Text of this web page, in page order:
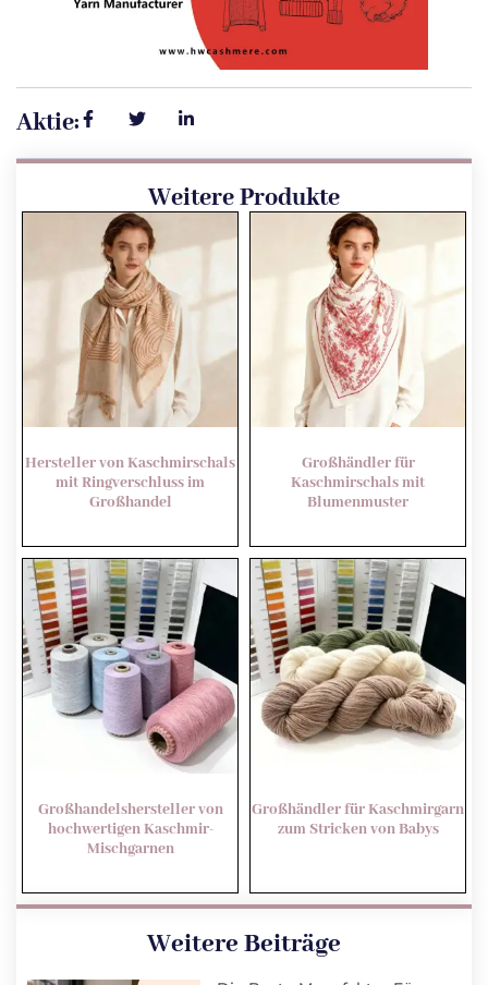
Aktie:
Weitere Produkte
Hersteller von Kaschmirschals
mit Ringverschluss im
Großhandel
Großhändler für
Kaschmirschals mit
Blumenmuster
Großhandelshersteller von
hochwertigen Kaschmir-
Mischgarnen
Großhändler für Kaschmirgarn
zum Stricken von Babys
Weitere Beiträge